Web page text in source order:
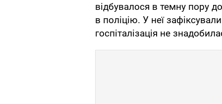
відбувалося в темну пору
в поліцію. У неї
госпіталізація не